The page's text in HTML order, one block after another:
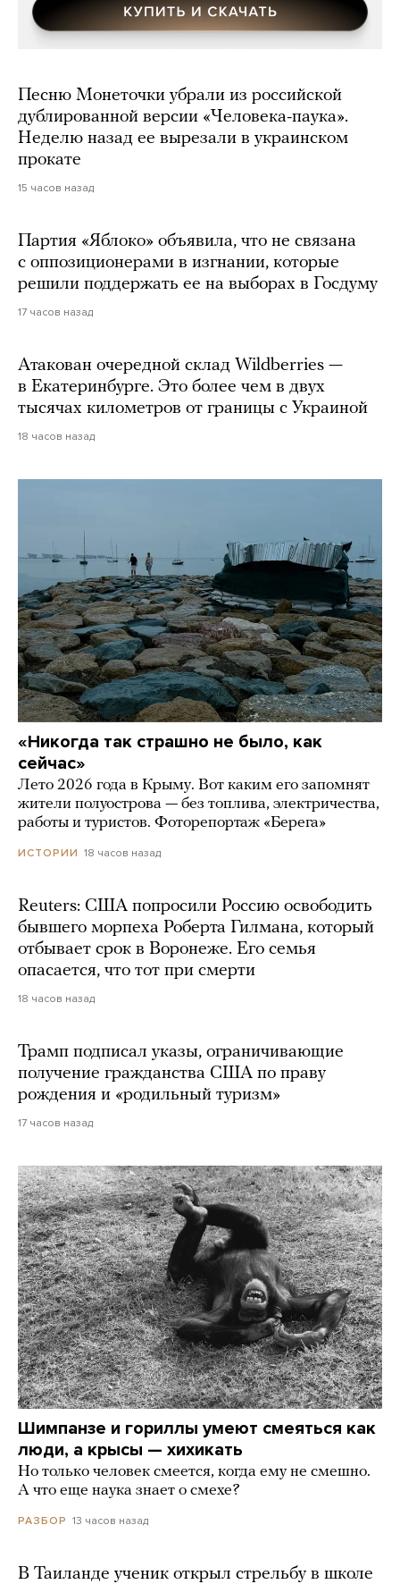
Песню Монеточки убрали из российской
дублированной версии «Человека-паука».
Неделю назад ее вырезали в украинском
прокате
15 часов назад
Партия «Яблоко» объявила, что не связана
с оппозиционерами в изгнании, которые
решили поддержать ее на выборах в Госдуму
17 часов назад
Атакован очередной склад Wildberries —
в Екатеринбурге. Это более чем в двух
тысячах километров от границы с Украиной
18 часов назад
«Никогда так страшно не было, как
сейчас»
Лето 2026 года в Крыму. Вот каким его запомнят
жители полуострова — без топлива, электричества,
работы и туристов. Фоторепортаж «Берега»
ИСТОРИИ 18 часов назад
Reuters: США попросили Россию освободить
бывшего морпеха Роберта Гилмана, который
отбывает срок в Воронеже. Его семья
опасается, что тот при смерти
18 часов назад
Трамп подписал указы, ограничивающие
получение гражданства США по праву
рождения и «родильный туризм»
17 часов назад
Шимпанзе и гориллы умеют смеяться как
люди, а крысы — хихикать
Но только человек смеется, когда ему не смешно.
А что еще наука знает о смехе?
РАЗБОР 13 часов назад
В Таиланде ученик открыл стрельбу в школе